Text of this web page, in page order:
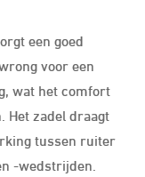
een goed
voor een
wat het comfort
Het zadel draagt
tussen ruiter
-wedstrijden.